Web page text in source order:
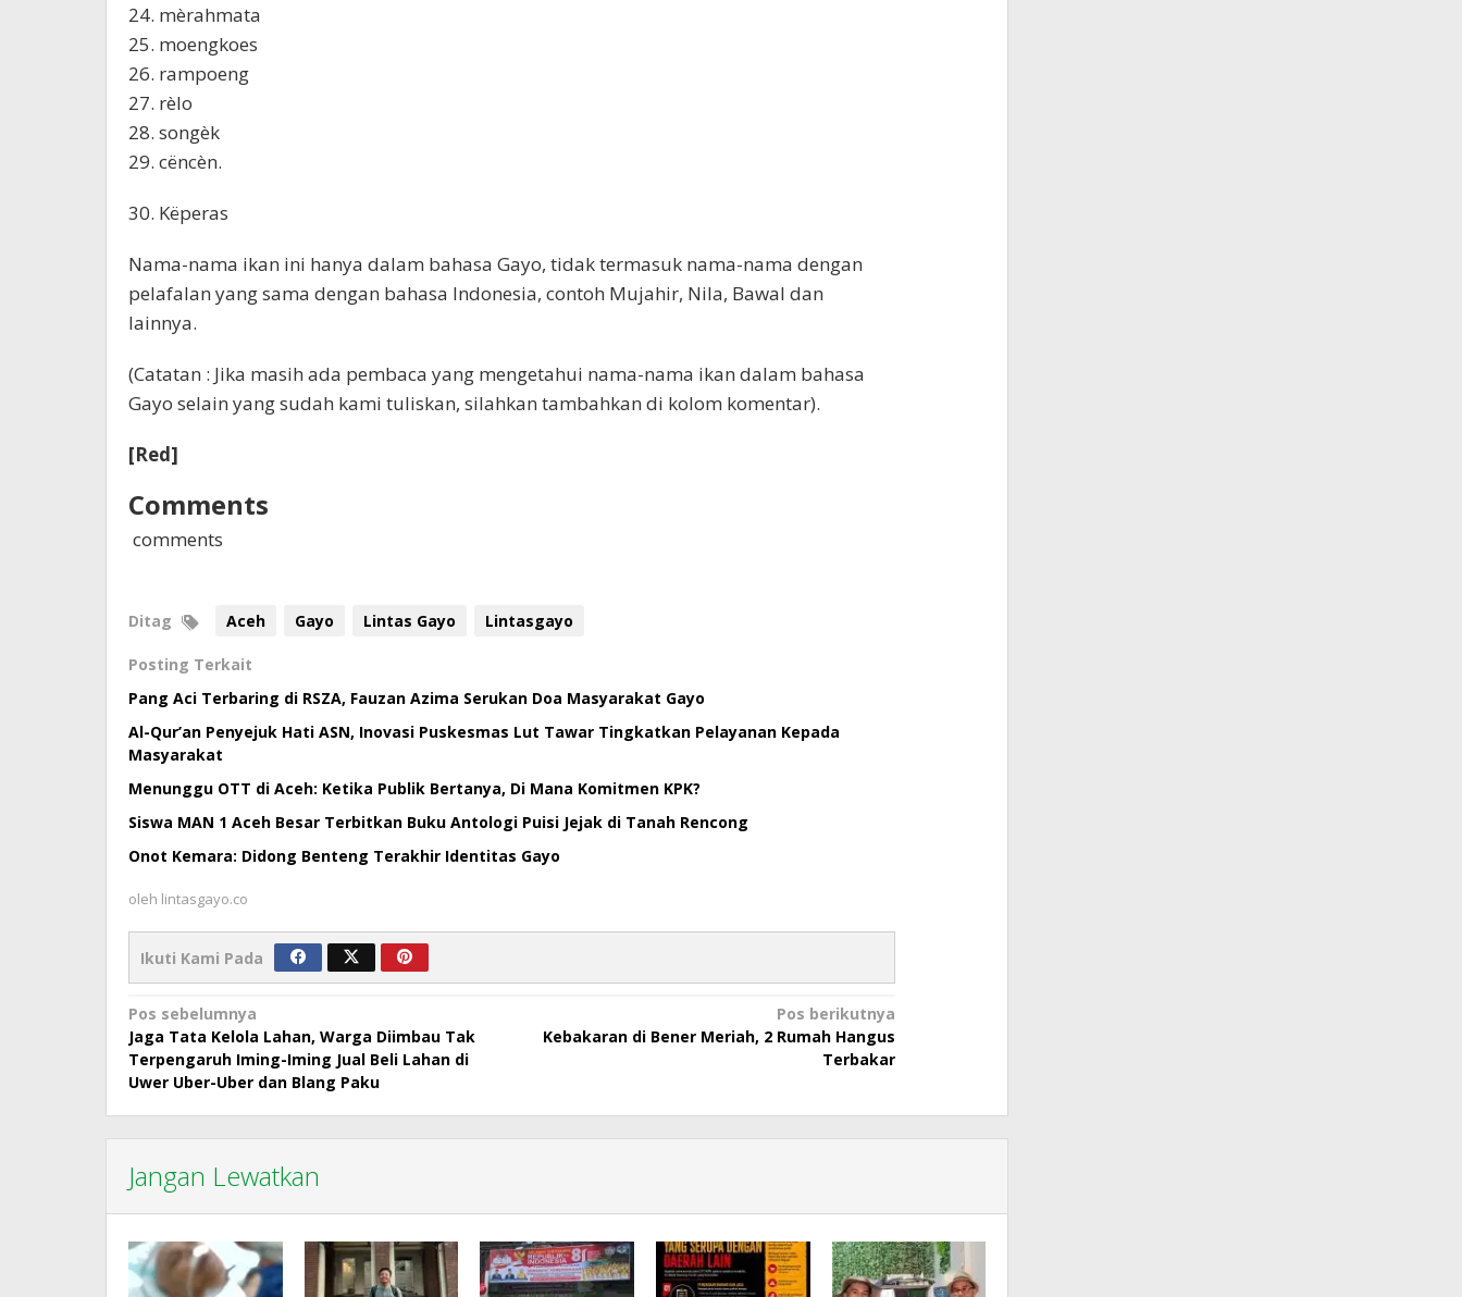
24. mèrahmata
25. moengkoes
26. rampoeng
27. rèlo
28. songèk
29. cëncèn.
30. Këperas
Nama-nama ikan ini hanya dalam bahasa Gayo, tidak termasuk nama-nama dengan
pelafalan yang sama dengan bahasa Indonesia, contoh Mujahir, Nila, Bawal dan
lainnya.
(Catatan : Jika masih ada pembaca yang mengetahui nama-nama ikan dalam bahasa
Gayo selain yang sudah kami tuliskan, silahkan tambahkan di kolom komentar).
[Red]
Comments
comments
Ditag Aceh Gayo Lintas Gayo Lintasgayo
Posting Terkait
Pang Aci Terbaring di RSZA, Fauzan Azima Serukan Doa Masyarakat Gayo
Al-Qur’an Penyejuk Hati ASN, Inovasi Puskesmas Lut Tawar Tingkatkan Pelayanan Kepada
Masyarakat
Menunggu OTT di Aceh: Ketika Publik Bertanya, Di Mana Komitmen KPK?
Siswa MAN 1 Aceh Besar Terbitkan Buku Antologi Puisi Jejak di Tanah Rencong
Onot Kemara: Didong Benteng Terakhir Identitas Gayo
oleh lintasgayo.co
Ikuti Kami Pada
Navigasi
pos
Pos sebelumnya
Jaga Tata Kelola Lahan, Warga Diimbau Tak
Terpengaruh Iming-Iming Jual Beli Lahan di
Uwer Uber-Uber dan Blang Paku
Pos berikutnya
Kebakaran di Bener Meriah, 2 Rumah Hangus
Terbakar
Jangan Lewatkan